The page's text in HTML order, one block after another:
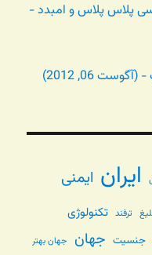
پلاس پلاس و امبدد -
06, 2012)
ایران ایمنی
ترفند تکنولوژی
جنسیت جهان جهان بهتر